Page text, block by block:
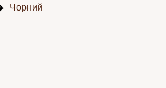
Чорний